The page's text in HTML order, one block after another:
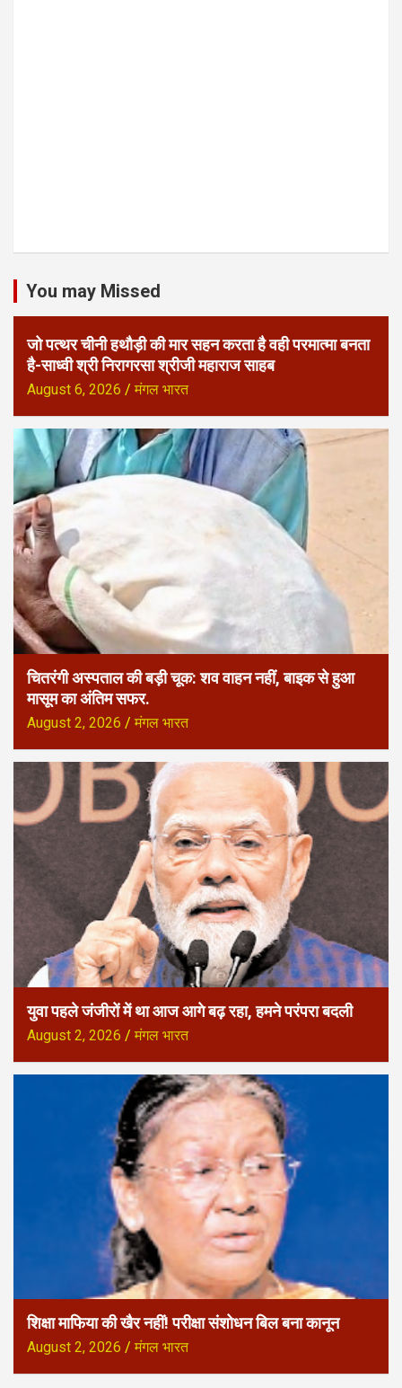
You may Missed
जो पत्थर चीनी हथौड़ी की मार सहन करता है वही परमात्मा बनता
है-साध्वी श्री निरागरसा श्रीजी महाराज साहब
August 6, 2026 मंगल भारत
चितरंगी अस्पताल की बड़ी चूक: शव वाहन नहीं, बाइक से हुआ
मासूम का अंतिम सफर.
August 2, 2026 मंगल भारत
युवा पहले जंजीरों में था आज आगे बढ़ रहा, हमने परंपरा बदली
August 2, 2026 मंगल भारत
शिक्षा माफिया की खैर नहीं! परीक्षा संशोधन बिल बना कानून
August 2, 2026 मंगल भारत